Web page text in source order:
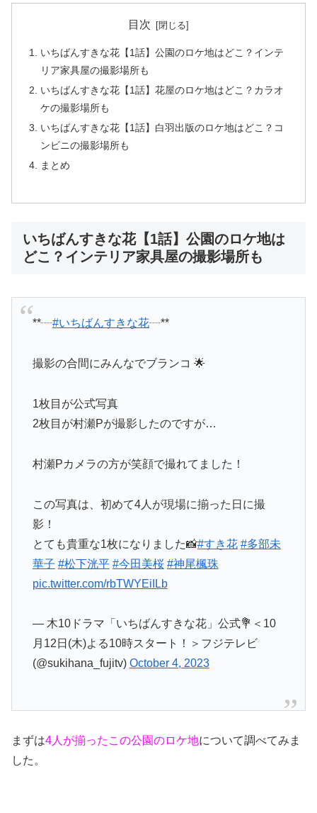
目次
いちばんすきな花【1話】公園のロケ地はどこ？インテ
リア家具屋の撮影場所も
いちばんすきな花【1話】花屋のロケ地はどこ？カラオ
ケの撮影場所も
いちばんすきな花【1話】白羽出版のロケ地はどこ？コ
ンビニの撮影場所も
まとめ
いちばんすきな花【1話】公園のロケ地は
どこ？インテリア家具屋の撮影場所も
**┈#いちばんすきな花┈**
撮影の合間にみんなでブランコ 🌟
1枚目が公式写真
2枚目が村瀬Pが撮影したのですが…
村瀬Pカメラの方が笑顔で撮れてました！
この写真は、初めて4人が現場に揃った日に撮
影！
とても貴重な1枚になりました📸#すき花 #多部未
華子 #松下洸平 #今田美桜 #神尾楓珠
pic.twitter.com/rbTWYEiILb
— 木10ドラマ「いちばんすきな花」公式💐＜10
月12日(木)よる10時スタート！＞フジテレビ
(@sukihana_fujitv) October 4, 2023
まずは4人が揃ったこの公園のロケ地について調べてみま
した。